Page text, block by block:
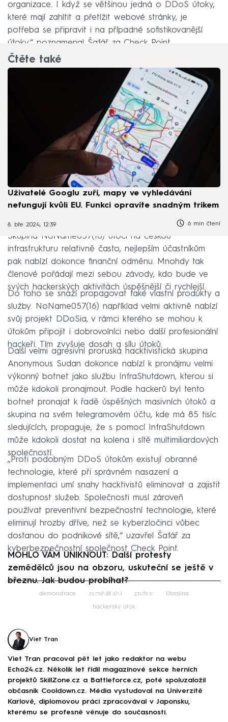
organizace. I když se většinou jedná o DDoS útoky,
které mají zahltit a přetížit webové stránky, je
potřeba se připravit i na případné sofistikovanější
útoky,“ poznamenal Šafář za Check Point.
Čtěte také
Uživatelé Googlu zuří, mapy ve vyhledávání
nefungují kvůli EU. Funkci opravíte snadným trikem
8. bře 2024, 12:39 6 min čtení
Skupina NoName057(16) útočí na českou
infrastrukturu relativně často, nejlepším účastníkům
pak nabízí dokonce finanční odměnu. Mnohdy tak
členové pořádají mezi sebou závody, kdo bude ve
svých hackerských aktivitách úspěšnější či rychlejší.
Do toho se snaží propagovat také vlastní produkty a
služby. NoName057(16) například velmi aktivně nabízí
svůj projekt DDoSia, v rámci kterého se mohou k
útokům připojit i dobrovolníci nebo další profesionální
hackeři. Tím zvyšuje dosah a sílu útoků.
Další velmi agresivní proruská hacktivistická skupina
Anonymous Sudan dokonce nabízí k pronájmu velmi
výkonný botnet jako službu InfraShutdown, kterou si
může kdokoli pronajmout. Podle hackerů byl tento
botnet pronajat k řadě úspěšných masivních útoků a
skupina na svém telegramovém účtu, kde má 85 tisíc
sledujících, propaguje, že s pomocí InfraShutdown
může kdokoli dostat na kolena i sítě multimiliardových
společností.
„Proti podobným DDoS útokům existují obranné
technologie, které při správném nasazení a
implementaci umí snahy hacktivistů eliminovat a zajistit
dostupnost služeb. Společnosti musí zároveň
používat preventivní bezpečnostní technologie, které
eliminují hrozby dříve, než se kyberzločinci vůbec
dostanou do podnikové sítě,“ uzavřel Šafář za
kyberbezpečnostní společnost Check Point.
MOHLO VÁM UNIKNOUT: Další protesty
zemědělců jsou na obzoru, uskuteční se ještě v
březnu. Jak budou probíhat?
Failed to fetch
demonstrace zemědělství protest Ukrajina
hackerský útok
Viet Tran
Viet Tran pracoval pět let jako redaktor na webu
Echo24.cz. Několik let řídil magazínové sekce herních
projektů SkillZone.cz a Battleforce.cz, poté spoluzaložil
občasník Cooldown.cz. Média vystudoval na Univerzitě
Karlově, diplomovou práci zpracovával v Japonsku,
kterému se profesně věnuje do současnosti.